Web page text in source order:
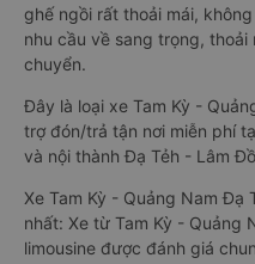
ghế ngồi rất thoải mái,
nhu cầu về sang trọng,
chuyển.
Đây là loại xe Tam Kỳ -
trợ đón/trả tận nơi miễn phí
và nội thành Đạ Tẻh - Lâm
Xe Tam Kỳ - Quảng Nam Đạ
nhất: Xe từ Tam Kỳ - Quảng
limousine được đánh giá